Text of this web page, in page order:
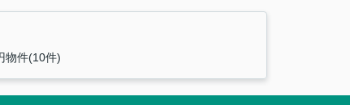
物件(10件)